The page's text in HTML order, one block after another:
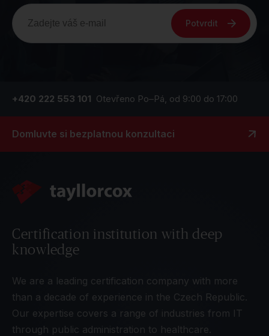
Potvrdit
+420 222 553 101 Otevřeno Po–Pá, od 9:00 do 17:00
Domluvte si bezplatnou konzultaci
Certification institution with deep
knowledge
We are a leading certification company with more
than a decade of experience in the Czech Republic.
Our expertise covers a range of industries from IT
through public administration to healthcare.